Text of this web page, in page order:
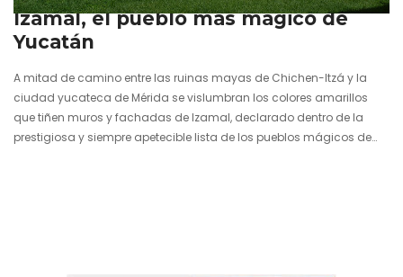
Izamal, el pueblo más mágico de
Yucatán
A mitad de camino entre las ruinas mayas de Chichen-Itzá y la
ciudad yucateca de Mérida se vislumbran los colores amarillos
que tiñen muros y fachadas de Izamal, declarado dentro de la
prestigiosa y siempre apetecible lista de los pueblos mágicos de